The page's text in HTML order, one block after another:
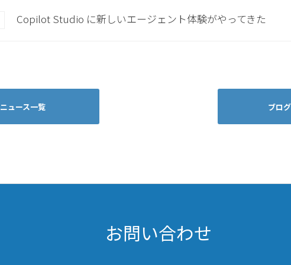
Copilot Studio に新しいエージェント体験がやってきた
ニュース一覧 ブロ
お問い合わせ